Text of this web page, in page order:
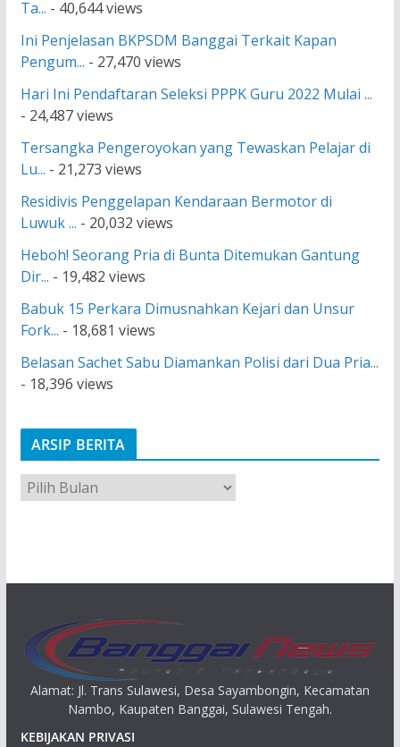
Ta... - 40,644 views
Ini Penjelasan BKPSDM Banggai Terkait Kapan
Pengum... - 27,470 views
Hari Ini Pendaftaran Seleksi PPPK Guru 2022 Mulai ...
- 24,487 views
Tersangka Pengeroyokan yang Tewaskan Pelajar di
Lu... - 21,273 views
Residivis Penggelapan Kendaraan Bermotor di
Luwuk ... - 20,032 views
Heboh! Seorang Pria di Bunta Ditemukan Gantung
Dir... - 19,482 views
Babuk 15 Perkara Dimusnahkan Kejari dan Unsur
Fork... - 18,681 views
Belasan Sachet Sabu Diamankan Polisi dari Dua Pria...
- 18,396 views
ARSIP BERITA
A
r
Alamat: Jl. Trans Sulawesi, Desa Sayambongin, Kecamatan
Nambo, Kaupaten Banggai, Sulawesi Tengah.
KEBIJAKAN PRIVASI